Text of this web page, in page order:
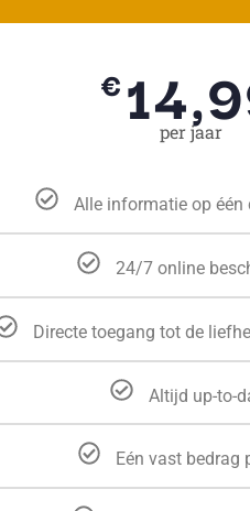
€
per jaar
Alle informatie op één
24/7 online
Directe toegang tot de
Altijd up-to-
Eén vast bedrag